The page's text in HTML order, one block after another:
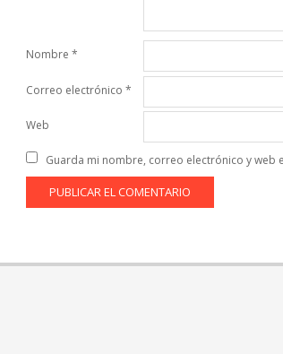
Nombre *
Correo electrónico *
Web
Guarda mi nombre, correo electrónico y web